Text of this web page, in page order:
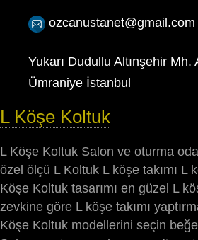
ozcanustanet@gmail.com
Yukarı Dudullu Altınşehir
Ümraniye İstanbul
L Köşe Koltuk
L Köşe Koltuk Salon ve oturma
özel ölçü L Koltuk L köşe takımı L
Köşe Koltuk tasarımı en güzel L
zevkine göre L köşe takımı
Köşe Koltuk modellerini seçin